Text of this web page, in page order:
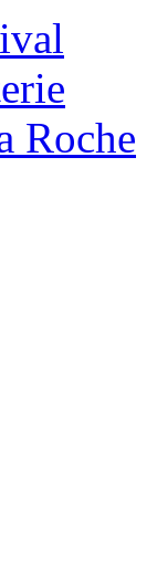
Roche